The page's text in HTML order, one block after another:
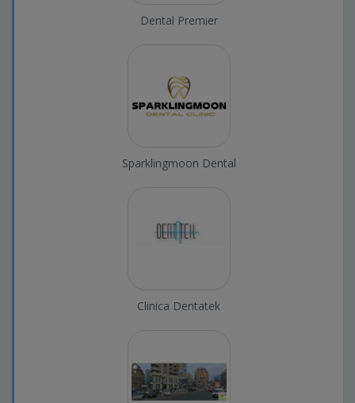
Dental Premier
Sparklingmoon Dental
Clinica Dentatek